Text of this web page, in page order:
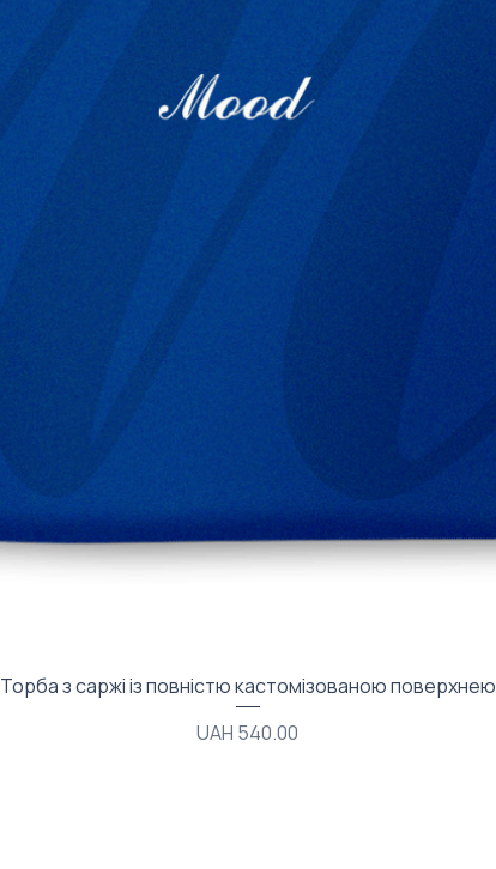
Quick View
Торба з саржі із повністю кастомізованою поверхнею
Price
UAH 540.00